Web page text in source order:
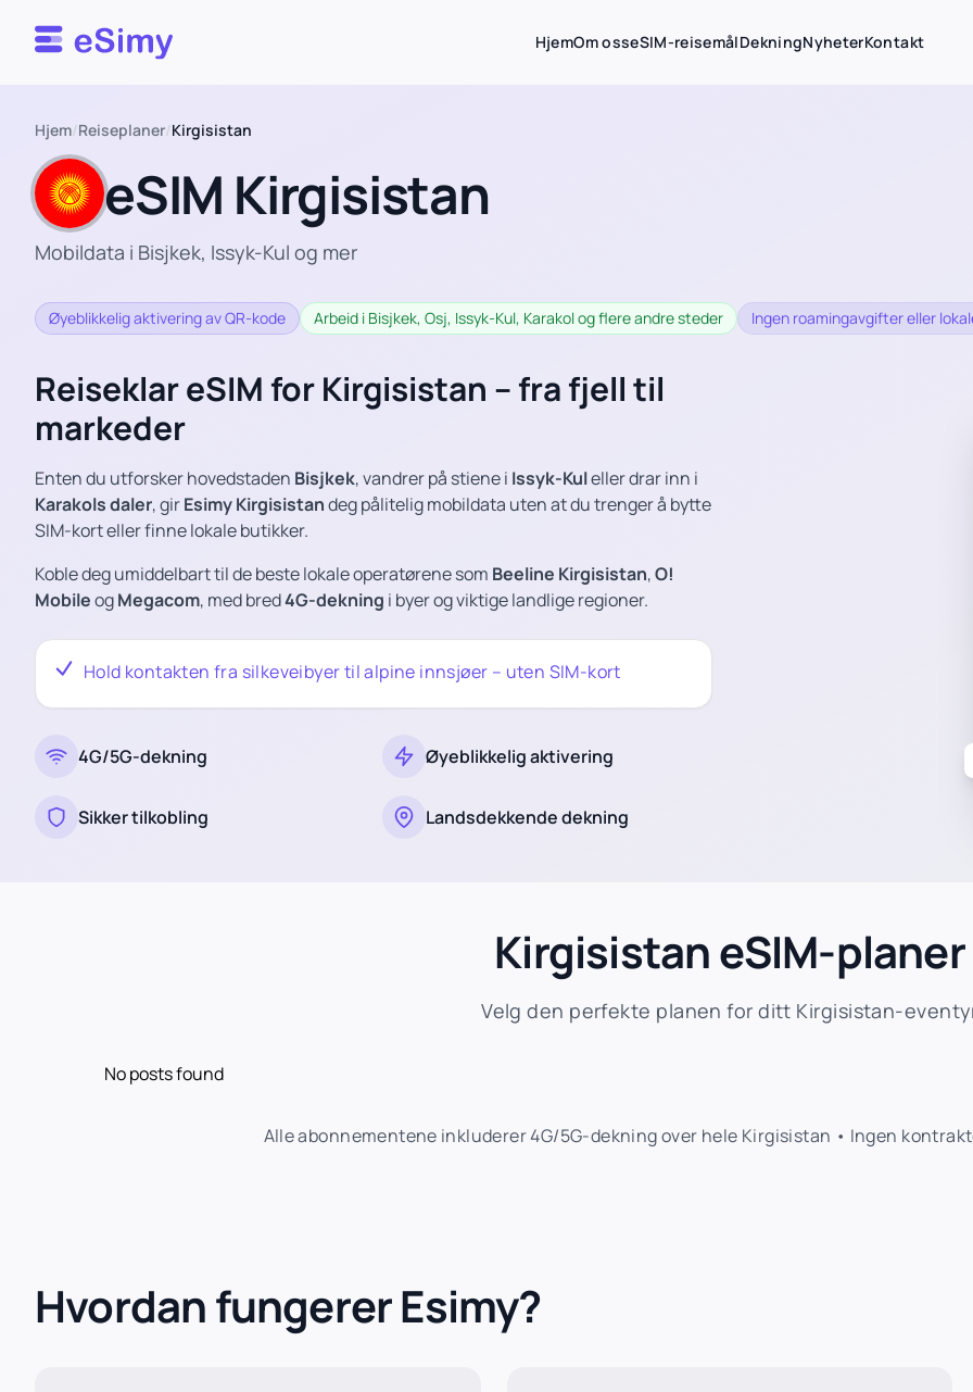
Esimy HjemOm osseSIM-reisemålDekningNyheterKontakt
Hjem/Reiseplaner/Kirgisistan
eSIM Kirgisistan
Mobildata i Bisjkek, Issyk-Kul og mer
Øyeblikkelig aktivering av QR-kode Arbeid i Bisjkek, Osj, Issyk-Kul, Karakol og flere andre steder Ingen roamingavgifter eller
Reiseklar eSIM for Kirgisistan – fra fjell til
markeder
Enten du utforsker hovedstaden Bisjkek, vandrer på stiene i Issyk-Kuleller drar inn i
Karakols daler, girEsimy Kirgisistandeg pålitelig mobildata uten at du trenger å bytte
SIM-kort eller finne lokale butikker.
Koble deg umiddelbart til de beste lokale operatørene som Beeline Kirgisistan,O!
MobileogMegacom, med bred4G-dekning i byer og viktige landlige regioner.
Hold kontakten fra silkeveibyer til alpine innsjøer – uten SIM-kort
4G/5G-dekning Øyeblikkelig aktivering
Sikker tilkobling Landsdekkende dekning
Kirgisistan eSIM-planer
Velg den perfekte planen for ditt Kirgisistan-
No posts found
Alle abonnementene inkluderer 4G/5G-dekning over hele Kirgisistan • Ingen
Hvordan fungerer Esimy?